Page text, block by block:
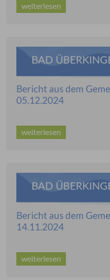
weiterlesen
Bericht aus dem
05.12.2024
weiterlesen
Bericht aus dem
14.11.2024
weiterlesen